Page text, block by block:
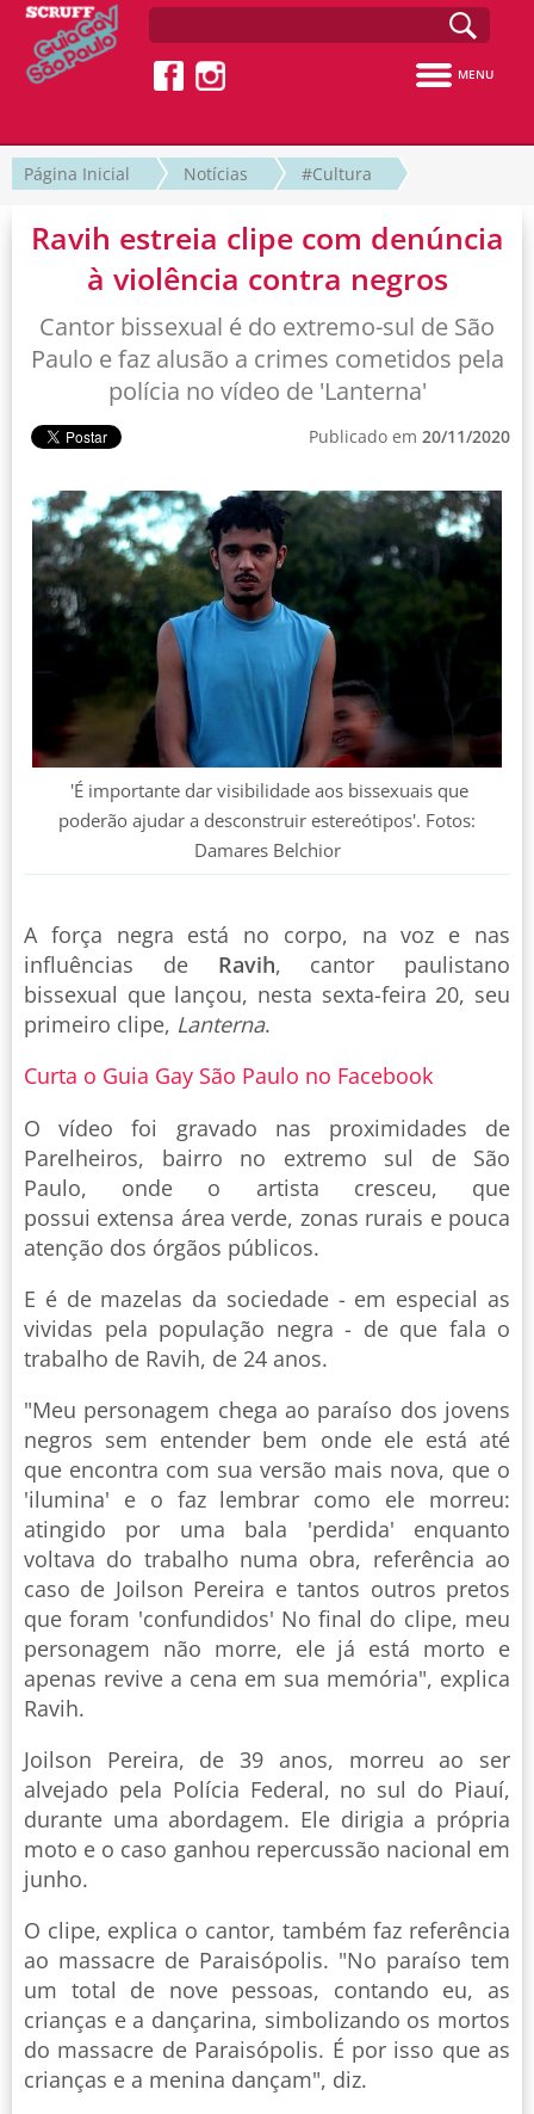
MENU
Página Inicial Notícias #Cultura
Ravih estreia clipe com denúncia
à violência contra negros
Cantor bissexual é do extremo-sul de São
Paulo e faz alusão a crimes cometidos pela
polícia no vídeo de 'Lanterna'
Publicado em 20/11/2020
'É importante dar visibilidade aos bissexuais que
poderão ajudar a desconstruir estereótipos'. Fotos:
Damares Belchior
A força negra está no corpo, na voz e nas
influências de Ravih, cantor paulistano
bissexual que lançou, nesta sexta-feira 20, seu
primeiro clipe, Lanterna.
Curta o Guia Gay São Paulo no Facebook
O vídeo foi gravado nas proximidades de
Parelheiros, bairro no extremo sul de São
Paulo, onde o artista cresceu, que
possui extensa área verde, zonas rurais e pouca
atenção dos órgãos públicos.
E é de mazelas da sociedade - em especial as
vividas pela população negra - de que fala o
trabalho de Ravih, de 24 anos.
"Meu personagem chega ao paraíso dos jovens
negros sem entender bem onde ele está até
que encontra com sua versão mais nova, que o
'ilumina' e o faz lembrar como ele morreu:
atingido por uma bala 'perdida' enquanto
voltava do trabalho numa obra, referência ao
caso de Joilson Pereira e tantos outros pretos
que foram 'confundidos' No final do clipe, meu
personagem não morre, ele já está morto e
apenas revive a cena em sua memória", explica
Ravih.
Joilson Pereira, de 39 anos, morreu ao ser
alvejado pela Polícia Federal, no sul do Piauí,
durante uma abordagem. Ele dirigia a própria
moto e o caso ganhou repercussão nacional em
junho.
O clipe, explica o cantor, também faz referência
ao massacre de Paraisópolis. "No paraíso tem
um total de nove pessoas, contando eu, as
crianças e a dançarina, simbolizando os mortos
do massacre de Paraisópolis. É por isso que as
crianças e a menina dançam", diz.